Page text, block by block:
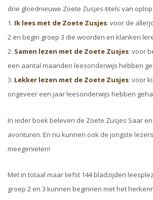
drie gloednieuwe Zoete Zusjes-titels van
1. Ik lees met de Zoete Zusjes: voor de
2 en begin groep 3 die woorden en klanken
2. Samen lezen met de Zoete Zusjes: voor
een aantal maanden leesonderwijs hebben
3. Lekker lezen met de Zoete Zusjes: voor
ongeveer een jaar leesonderwijs hebben
In ieder boek beleven de Zoete Zusjes Saar
avonturen. En nu kunnen ook de jongste
meegenieten!
Met in totaal maar liefst 144 bladzijden
groep 2 en 3 kunnen beginnen met het